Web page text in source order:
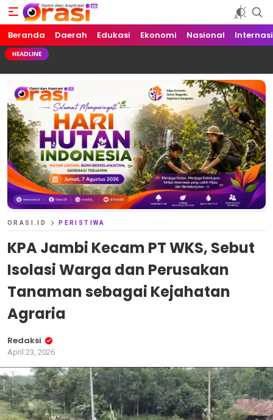
Orasi.ID
Opini dan Aspirasi!
Beranda Daerah Edukasi Ekonomi Nasional
HEADLINE
ORASI.ID PERISTIWA
KPA Jambi Kecam PT WKS, Sebut
Isolasi Warga dan Perusakan
Tanaman sebagai Kejahatan
Agraria
Redaksi
April 23, 2026